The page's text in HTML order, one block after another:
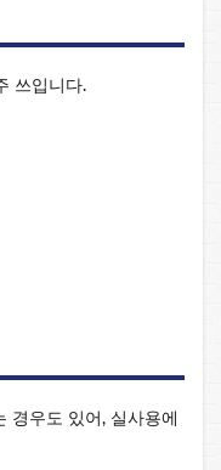
쓰입니다.
경우도 있어, 실사용에